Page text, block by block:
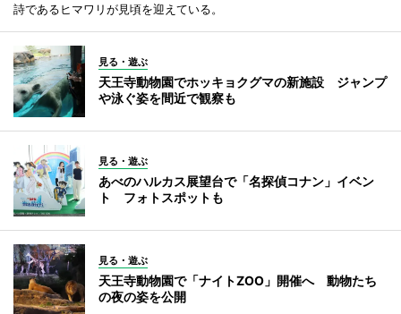
詩であるヒマワリが見頃を迎えている。
見る・遊ぶ
天王寺動物園でホッキョクグマの新施設 ジャンプ
や泳ぐ姿を間近で観察も
見る・遊ぶ
あべのハルカス展望台で「名探偵コナン」イベン
ト フォトスポットも
見る・遊ぶ
天王寺動物園で「ナイトZOO」開催へ 動物たち
の夜の姿を公開